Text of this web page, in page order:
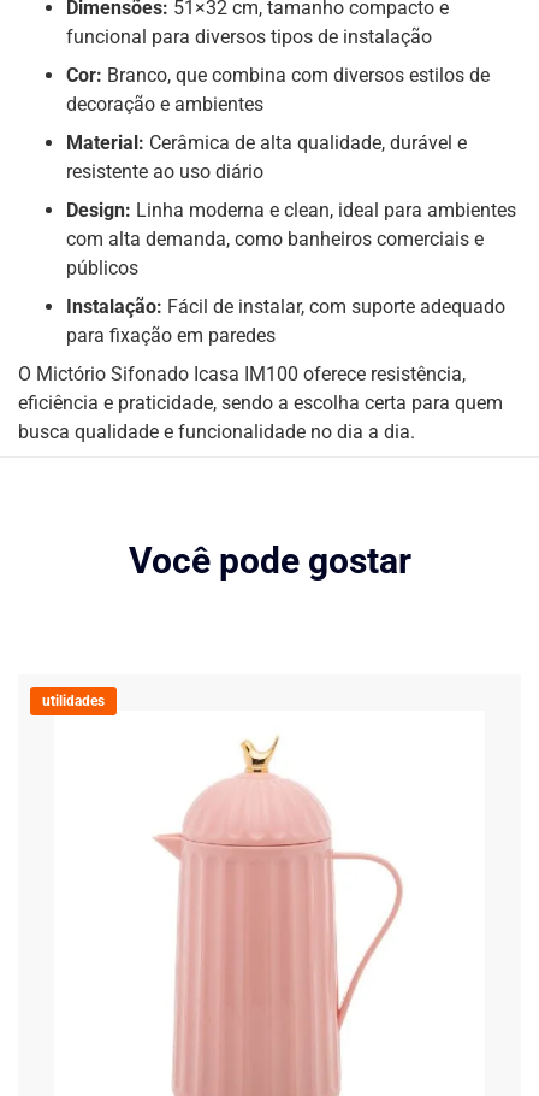
Dimensões: 51×32 cm, tamanho compacto e
funcional para diversos tipos de instalação
Cor: Branco, que combina com diversos estilos de
decoração e ambientes
Material: Cerâmica de alta qualidade, durável e
resistente ao uso diário
Design: Linha moderna e clean, ideal para ambientes
com alta demanda, como banheiros comerciais e
públicos
Instalação: Fácil de instalar, com suporte adequado
para fixação em paredes
O Mictório Sifonado Icasa IM100 oferece resistência,
eficiência e praticidade, sendo a escolha certa para quem
busca qualidade e funcionalidade no dia a dia.
Você pode gostar
utilidades